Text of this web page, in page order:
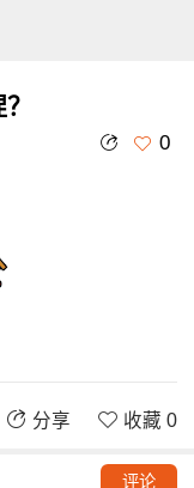
0
分享 收藏 0
评论